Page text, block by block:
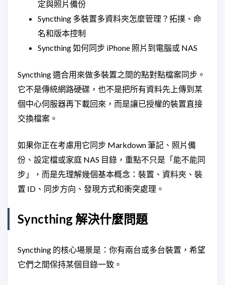
定與照片備份
Syncthing 多裝置多資料夾怎麼管理？拓撲、命
名和版本控制
Syncthing 如何同步 iPhone 照片到電腦或 NAS
Syncthing 適合用來做多裝置之間的點對點檔案同步。
它不是傳統網路硬碟，也不是把所有資料先上傳到某
個中心伺服器再下載回來，而是讓已授權的裝置直接
交換檔案。
如果你正在考慮用它同步 Markdown 筆記、照片備
份、設定檔或家庭 NAS 目錄，重點不只是「能不能同
步」，而是先理解幾個基本概念：裝置、資料夾、裝
置 ID、同步方向、發現方式和衝突處理。
Syncthing 解決什麼問題
Syncthing 的核心場景是：你有兩台或多台裝置，希望
它們之間保持某個目錄一致。